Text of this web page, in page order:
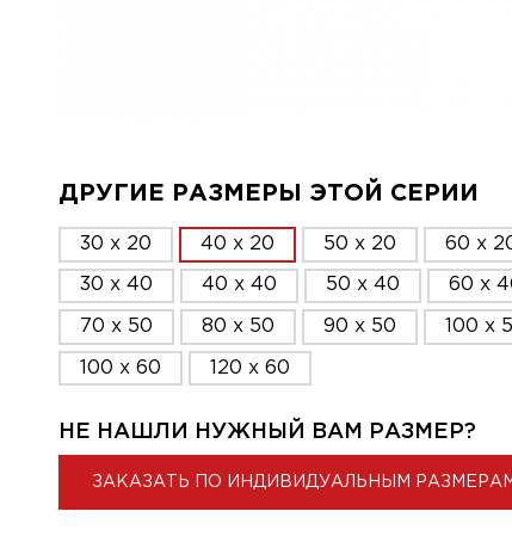
ДРУГИЕ РАЗМЕРЫ ЭТОЙ СЕРИИ
30 x 20 40 x 20 50 x 20 60 x
30 x 40 40 x 40 50 x 40 60 x
70 x 50 80 x 50 90 x 50 100 x
100 x 60 120 x 60
НЕ НАШЛИ НУЖНЫЙ ВАМ РАЗМЕР?
ЗАКАЗАТЬ ПО ИНДИВИДУАЛЬНЫМ РАЗМЕРАМ